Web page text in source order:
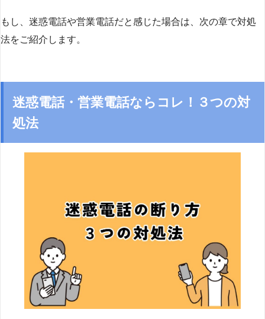
もし、迷惑電話や営業電話だと感じた場合は、次の章で対処
法をご紹介します。
迷惑電話・営業電話ならコレ！３つの対
処法